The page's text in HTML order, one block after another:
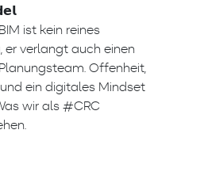
ist kein reines
verlangt auch einen
Offenheit,
ein digitales Mindset
wir als #CRC